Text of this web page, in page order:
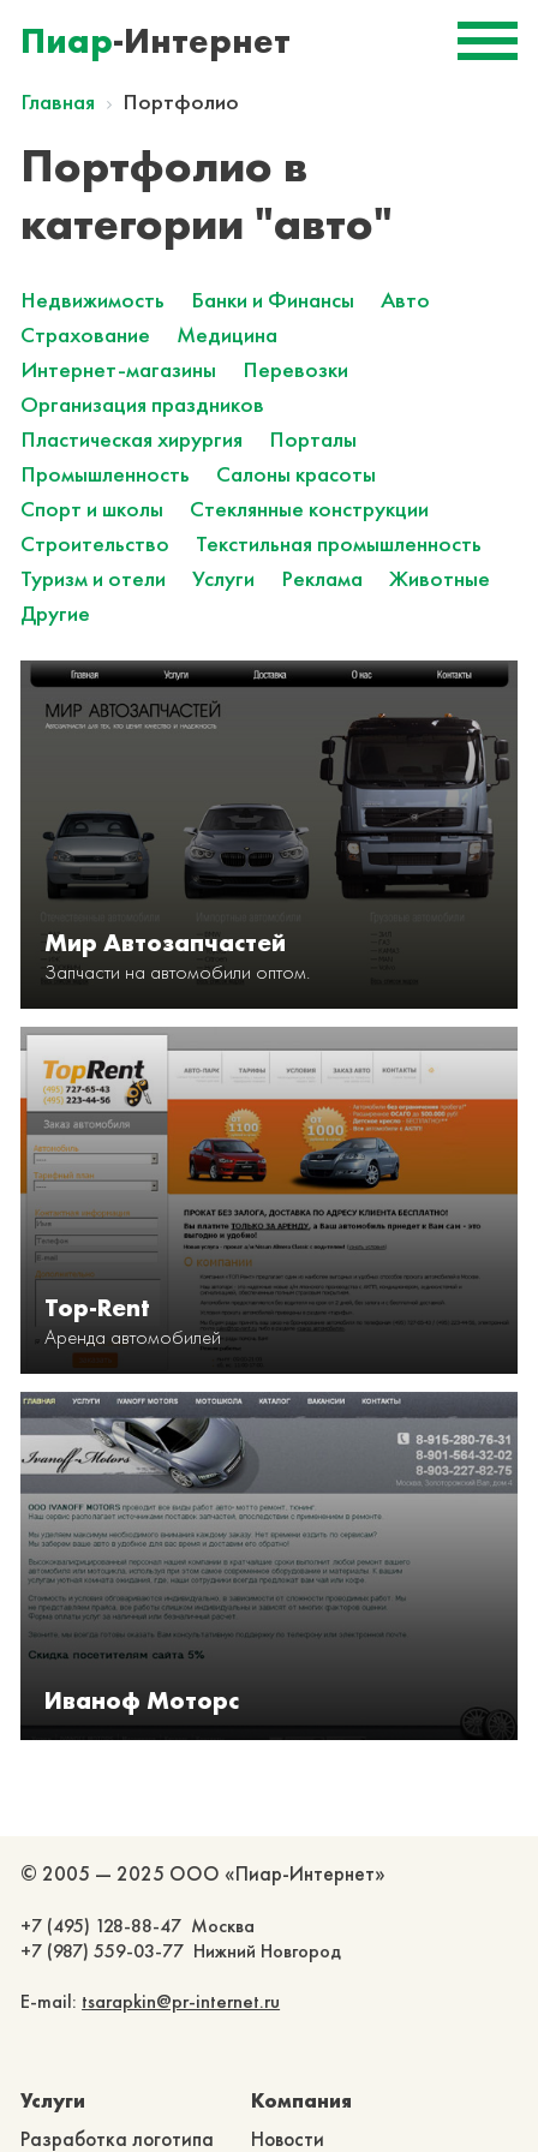
Пиар-Интернет
Главная Портфолио
Портфолио в
категории "авто"
Недвижимость Банки и Финансы
Авто
Страхование
Медицина
Интернет-магазины
Перевозки
Организация праздников
Пластическая хирургия
Порталы
Промышленность
Салоны красоты
Спорт и школы
Стеклянные конструкции
Строительство
Текстильная промышленность
Туризм и отели
Услуги Реклама
Животные
Другие
Мир Автозапчастей
Запчасти на автомобили оптом.
Top-Rent
Аренда автомобилей
Иваноф Моторс
© 2005 — 2025 ООО «Пиар-Интернет»
+7 (495) 128-88-47 Москва
+7 (987) 559-03-77 Нижний Новгород
E-mail: tsarapkin@pr-internet.ru
Услуги
Разработка логотипа
Компания
Новости